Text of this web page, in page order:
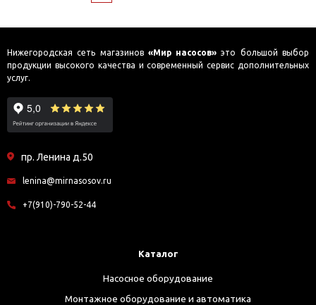
Нижегородская сеть магазинов «Мир насосов» это большой выбор
продукции высокого качества и современный сервис дополнительных
услуг.
пр. Ленина д.50
lenina@mirnasosov.ru
+7(910)-790-52-44
Каталог
Насосное оборудование
Монтажное оборудование и автоматика